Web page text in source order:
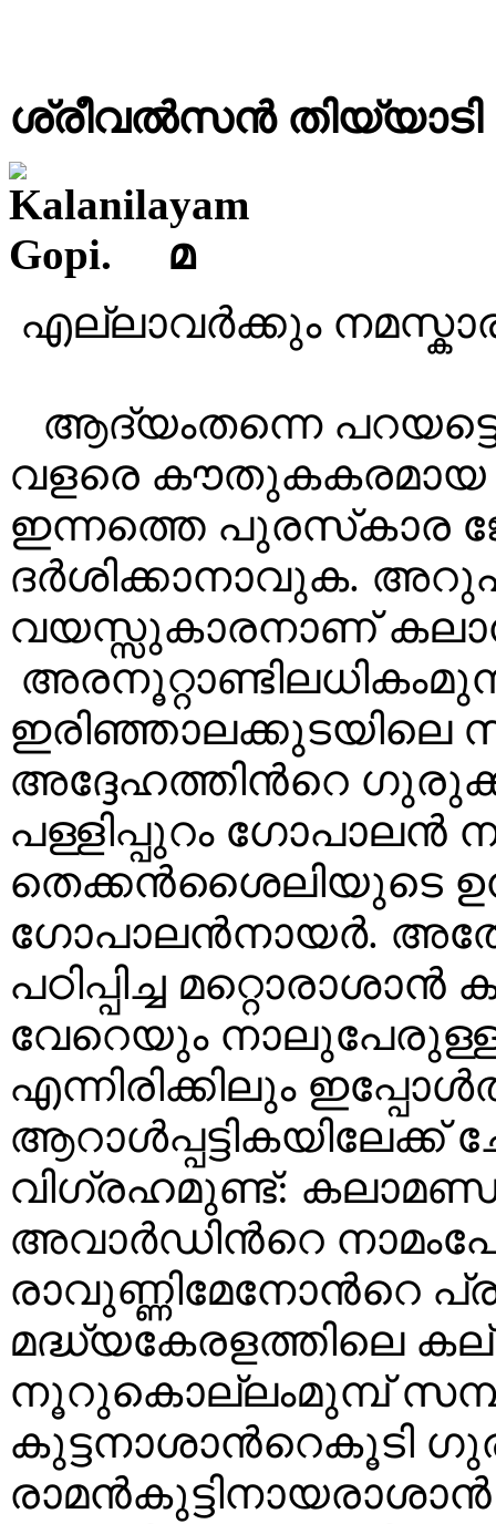
ശ്രീവൽസൻ തിയ്യാടി
മ
എല്ലാവർക്കും
ആദ്യംതന്നെ
വളരെ കൗതുകകരമായ
ഇന്നത്തെ പുരസ്‌കാര
ദർശിക്കാനാവുക.
വയസ്സുകാരനാണ്
ഇരിഞ്ഞാലക്കുടയിലെ
അദ്ദേഹത്തിൻറെ
പള്ളിപ്പുറം ഗോപാലൻ
തെക്കൻശൈലിയുടെ
ഗോപാലൻനായർ.
പഠിപ്പിച്ച
വേറെയും
എന്നിരിക്കിലും
ആറാൾപ്പട്ടികയിലേക്ക്
വിഗ്രഹമുണ്ട്:
അവാർഡിൻറെ
രാവുണ്ണിമേനോൻറെ
മദ്ധ്യകേരളത്തിലെ
നൂറുകൊല്ലംമുമ്പ്
കുട്ടനാശാൻറെകൂടി